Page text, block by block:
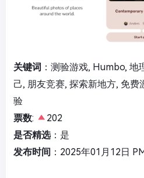
关键词 ：测验游戏, Humbo, 地
己, 朋友竞赛, 探索新地方, 免费
验
票数:
202
是否精选：是
发布时间 ：2025年01月12日